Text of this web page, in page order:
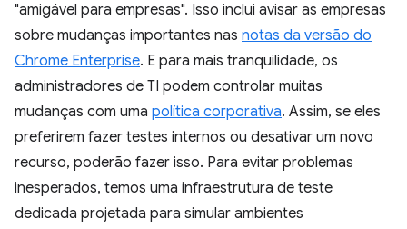
"amigável para empresas". Isso inclui avisar as empresas
sobre mudanças importantes nas notas da versão do
Chrome Enterprise. E para mais tranquilidade, os
administradores de TI podem controlar muitas
mudanças com uma política corporativa. Assim, se eles
preferirem fazer testes internos ou desativar um novo
recurso, poderão fazer isso. Para evitar problemas
inesperados, temos uma infraestrutura de teste
dedicada projetada para simular ambientes